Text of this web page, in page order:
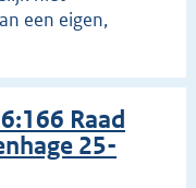
een eigen,
Raad
25-